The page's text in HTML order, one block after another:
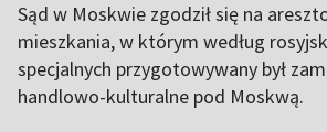
Sąd w Moskwie zgodził się na
mieszkania, w którym według
specjalnych przygotowywany był
handlowo-kulturalne pod Moskwą.